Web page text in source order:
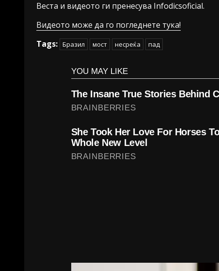
Веста и видеото ги пренесува Infodicsoficial.
Видеото може да го погледнете тука!
Tags: Бразил мост несреќа пад